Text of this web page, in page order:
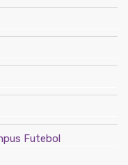
Futebol